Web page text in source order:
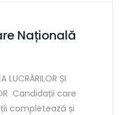
Națională
LUCRĂRILOR ȘI
Candidații care
completează și